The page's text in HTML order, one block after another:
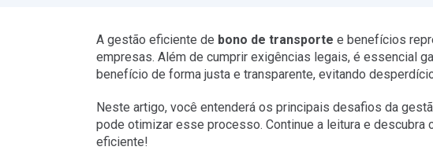
A gestão eficiente de bono de transporte e benefícios
empresas. Além de cumprir exigências legais, é essencial
benefício de forma justa e transparente, evitando
Neste artigo, você entenderá os principais desafios da
pode otimizar esse processo. Continue a leitura e descubra
eficiente!